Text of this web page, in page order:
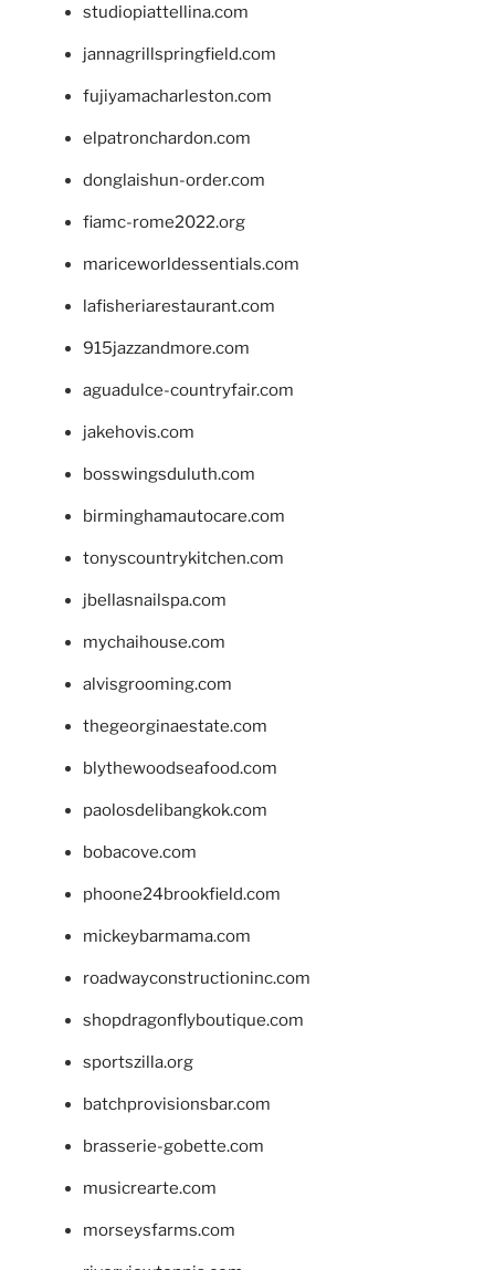
studiopiattellina.com
jannagrillspringfield.com
fujiyamacharleston.com
elpatronchardon.com
donglaishun-order.com
fiamc-rome2022.org
mariceworldessentials.com
lafisheriarestaurant.com
915jazzandmore.com
aguadulce-countryfair.com
jakehovis.com
bosswingsduluth.com
birminghamautocare.com
tonyscountrykitchen.com
jbellasnailspa.com
mychaihouse.com
alvisgrooming.com
thegeorginaestate.com
blythewoodseafood.com
paolosdelibangkok.com
bobacove.com
phoone24brookfield.com
mickeybarmama.com
roadwayconstructioninc.com
shopdragonflyboutique.com
sportszilla.org
batchprovisionsbar.com
brasserie-gobette.com
musicrearte.com
morseysfarms.com